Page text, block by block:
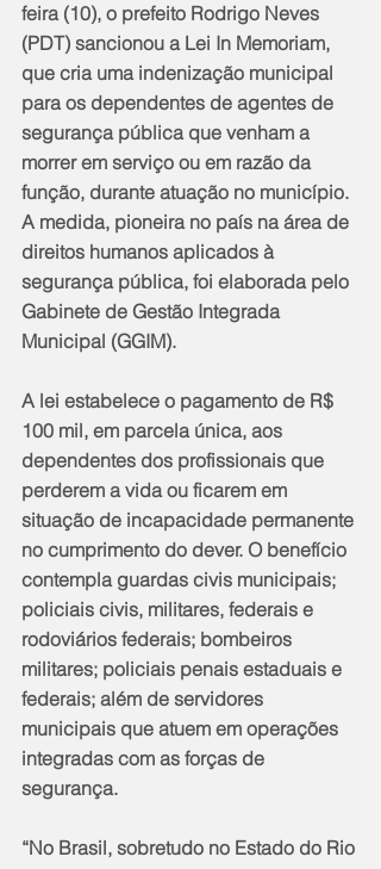
feira (10), o prefeito Rodrigo Neves
(PDT) sancionou a Lei In Memoriam,
que cria uma indenização municipal
para os dependentes de agentes de
segurança pública que venham a
morrer em serviço ou em razão da
função, durante atuação no município.
A medida, pioneira no país na área de
direitos humanos aplicados à
segurança pública, foi elaborada pelo
Gabinete de Gestão Integrada
Municipal (GGIM).
A lei estabelece o pagamento de R$
100 mil, em parcela única, aos
dependentes dos profissionais que
perderem a vida ou ficarem em
situação de incapacidade permanente
no cumprimento do dever. O benefício
contempla guardas civis municipais;
policiais civis, militares, federais e
rodoviários federais; bombeiros
militares; policiais penais estaduais e
federais; além de servidores
municipais que atuem em operações
integradas com as forças de
segurança.
“No Brasil, sobretudo no Estado do Rio